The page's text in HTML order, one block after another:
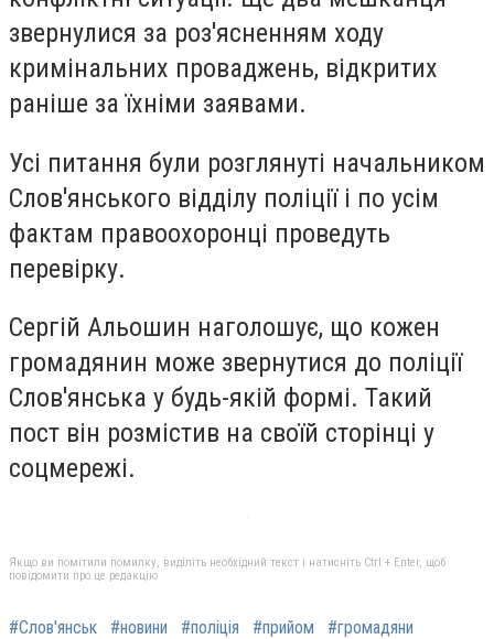
звернулися за роз'ясненням ходу
кримінальних проваджень, відкритих
раніше за їхніми заявами.
Усі питання були розглянуті начальником
Слов'янського відділу поліції і по усім
фактам правоохоронці проведуть
перевірку.
Сергій Альошин наголошує, що кожен
громадянин може звернутися до поліції
Слов'янська у будь-якій формі. Такий
пост він розмістив на своїй сторінці у
соцмережі.
Якщо ви помітили помилку, виділіть необхідний текст і натисніть Ctrl + Enter, щоб
повідомити про це редакцію
#Слов'янськ #новини #поліція #прийом #громадяни